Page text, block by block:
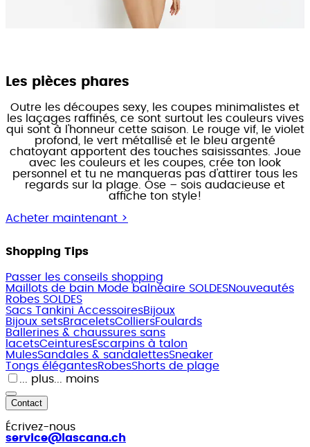
Les pièces phares
Outre les découpes sexy, les coupes minimalistes et
les laçages raffinés, ce sont surtout les couleurs vives
qui sont à l'honneur cette saison. Le rouge vif, le violet
profond, le vert métallisé et le bleu argenté
chatoyant apportent des touches saisissantes. Joue
avec les couleurs et les coupes, crée ton look
personnel et tu ne manqueras pas d'attirer tous les
regards sur la plage. Ose – sois audacieuse et
affiche ton style!
Acheter maintenant >
Shopping Tips
Passer les conseils shopping
Maillots de bain Mode balnéaire SOLDESNouveautés
Robes SOLDES
Sacs Tankini AccessoiresBijoux
Bijoux setsBraceletsColliersFoulards
Ballerines & chaussures sans
lacetsCeinturesEscarpins à talon
MulesSandales & sandalettesSneaker
Tongs élégantesRobesShorts de plage
... plus ... moins
Contact
Écrivez-nous
service@lascana.ch